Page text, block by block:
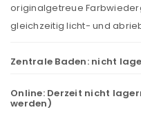
originalgetreue
gleichzeitig licht- und
Zentrale Baden: nicht
Online: Derzeit nicht
werden)